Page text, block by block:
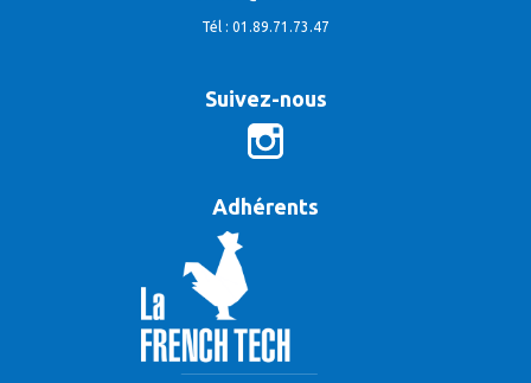
Tél : 01.89.71.73.47
Suivez-nous
Adhérents